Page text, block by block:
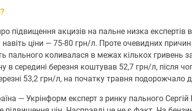
підвищення акцизів на пальне низка експертів
ціни — 75-80 грн/л. Проте очевидних
пального коливалася в межах кількох гривень
в середині березня коштував 52,7 грн/л, після
53,2 грн/л, на початку травня
— Укрінформ експерт з ринку пального